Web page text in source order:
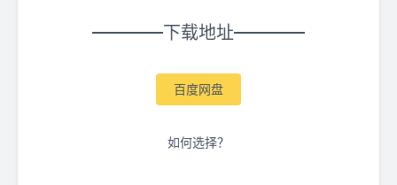
下载地址
百度网盘
如何选择？